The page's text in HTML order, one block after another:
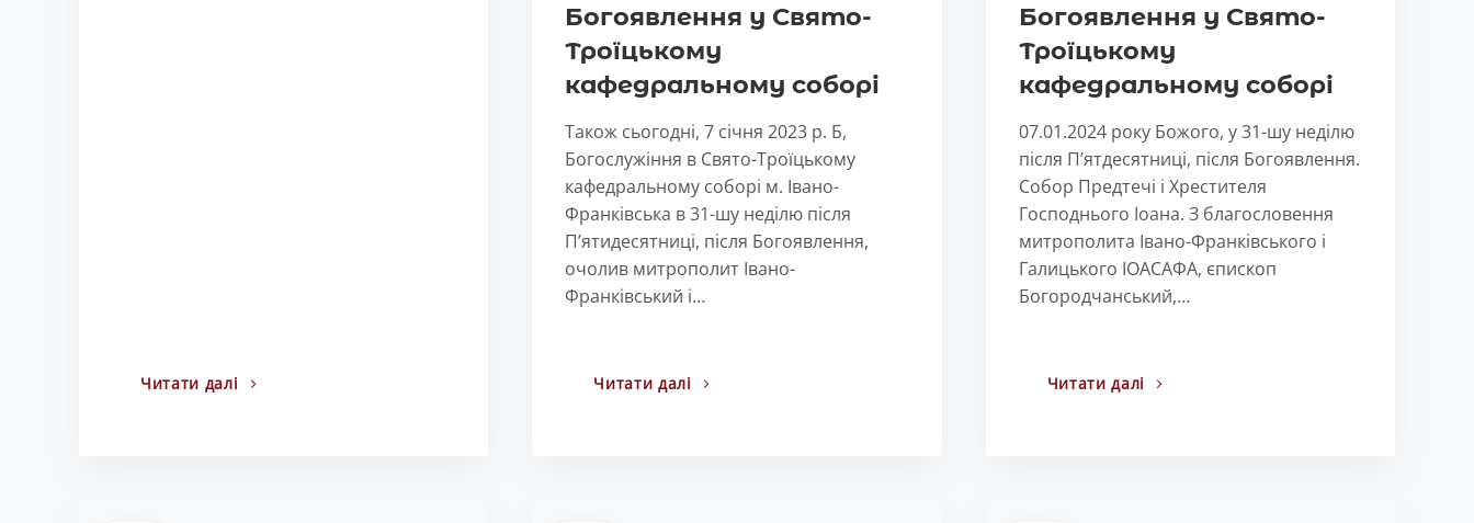
Читати далі
Богоявлення у Свято-
Троїцькому
кафедральному соборі
Також сьогодні, 7 січня 2023 р. Б,
Богослужіння в Свято-Троїцькому
кафедральному соборі м. Івано-
Франківська в 31-шу неділю після
П’ятидесятниці, після Богоявлення,
очолив митрополит Івано-
Франківський і…
Читати далі
Богоявлення у Свято-
Троїцькому
кафедральному соборі
07.01.2024 року Божого, у 31-шу неділю
після Пʼятдесятниці, після Богоявлення.
Собор Предтечі і Хрестителя
Господнього Іоана. З благословення
митрополита Івано-Франківського і
Галицького ІОАСАФА, єпископ
Богородчанський,…
Читати далі